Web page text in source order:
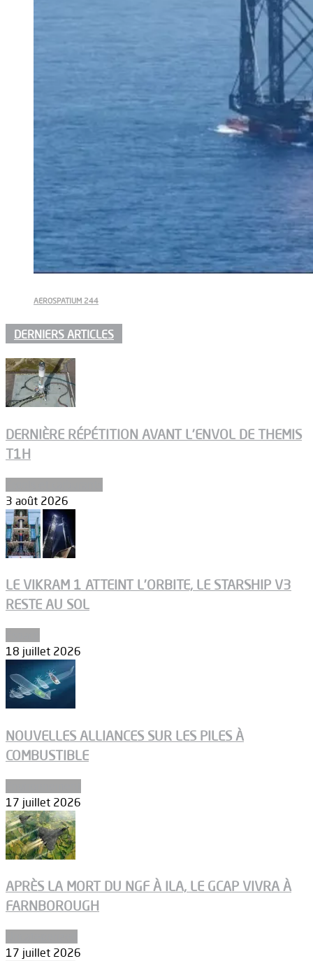
AEROSPATIUM 244
DERNIERS ARTICLES
DERNIÈRE RÉPÉTITION AVANT L’ENVOL DE THEMIS
T1H
3 août 2026
LE VIKRAM 1 ATTEINT L’ORBITE, LE STARSHIP V3
RESTE AU SOL
18 juillet 2026
NOUVELLES ALLIANCES SUR LES PILES À
COMBUSTIBLE
17 juillet 2026
APRÈS LA MORT DU NGF À ILA, LE GCAP VIVRA À
FARNBOROUGH
17 juillet 2026